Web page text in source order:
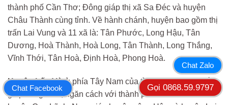
thành phố Cần Thơ; Đông giáp thị xã Sa Đéc và huyện
Châu Thành cùng tỉnh. Về hành chánh, huyện bao gồm thị
trấn Lai Vung và 11 xã là: Tân Phước, Long Hậu, Tân
Dương, Hoà Thành, Hoà Long, Tân Thành, Long Thắng,
Vĩnh Thới, Tân Hoà, Định Hoà, Phong Hoà.
Huyện Lấp Vòở phía Tây Nam của tỉnh Đồng Tháp; Bắc
giáp sông Tiền, ngăn cách với thành phố Cao Lãnh và
Chat Zalo
Chat Facebook Gọi 0868.59.9797